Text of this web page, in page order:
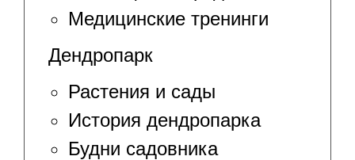
Медицинские тренинги
Дендропарк
Растения и сады
История дендропарка
Будни садовника